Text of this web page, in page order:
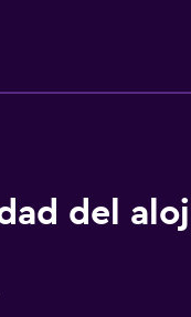
llamadas locales
del